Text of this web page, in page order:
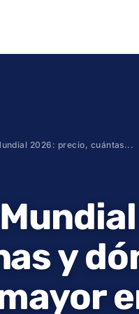
2026: precio, cuántas...
y